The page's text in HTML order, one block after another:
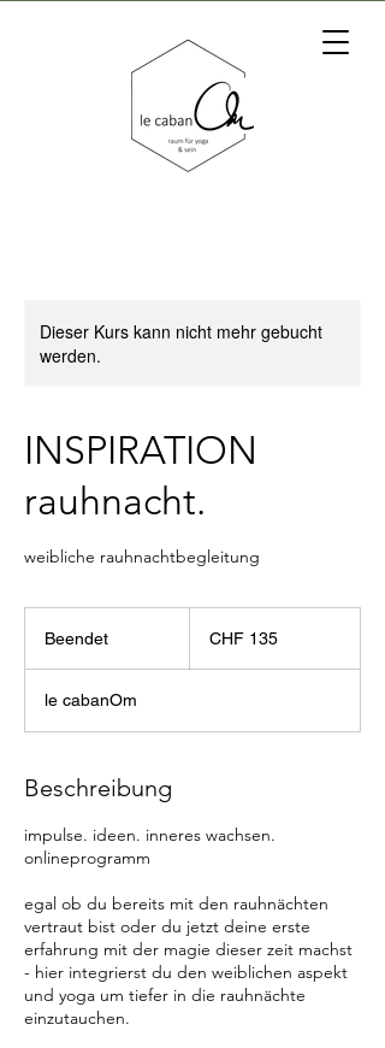
Dieser Kurs kann nicht mehr gebucht
werden.
INSPIRATION
rauhnacht.
weibliche rauhnachtbegleitung
Beendet
n
d
t
Franken
CHF 135
le cabanOm
Beschreibung
impulse. ideen. inneres wachsen.
onlineprogramm
egal ob du bereits mit den rauhnächten
vertraut bist oder du jetzt deine erste
erfahrung mit der magie dieser zeit machst
- hier integrierst du den weiblichen aspekt
und yoga um tiefer in die rauhnächte
einzutauchen.